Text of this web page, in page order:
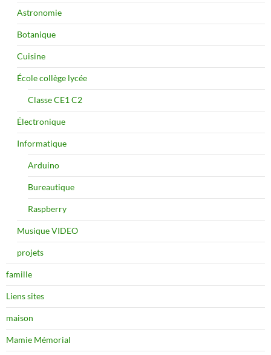
Astronomie
Botanique
Cuisine
École collège lycée
Classe CE1 C2
Électronique
Informatique
Arduino
Bureautique
Raspberry
Musique VIDEO
projets
famille
Liens sites
maison
Mamie Mémorial